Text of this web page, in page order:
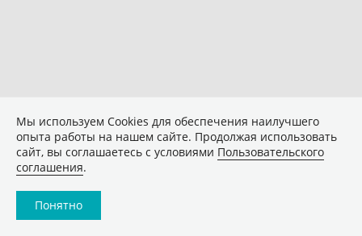
Мы используем Сookies для обеспечения наилучшего
опыта работы на нашем сайте. Продолжая использовать
сайт, вы соглашаетесь с условиями Пользовательского
соглашения.
Понятно